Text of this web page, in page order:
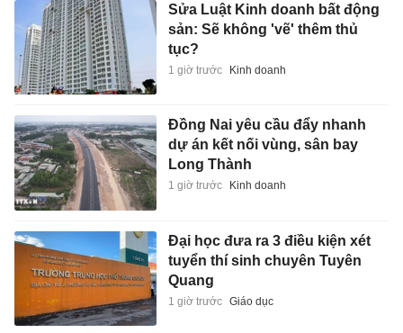
Sửa Luật Kinh doanh bất động
sản: Sẽ không 'vẽ' thêm thủ
tục?
1 giờ trước Kinh doanh
Đồng Nai yêu cầu đẩy nhanh
dự án kết nối vùng, sân bay
Long Thành
1 giờ trước Kinh doanh
Đại học đưa ra 3 điều kiện xét
tuyển thí sinh chuyên Tuyên
Quang
1 giờ trước Giáo dục